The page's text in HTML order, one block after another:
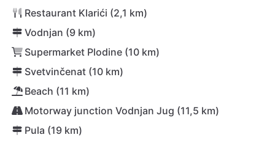
Restaurant Klarići (2,1 km)
Vodnjan (9 km)
Supermarket Plodine (10 km)
Svetvinčenat (10 km)
Beach (11 km)
Motorway junction Vodnjan Jug (11,5 km)
Pula (19 km)